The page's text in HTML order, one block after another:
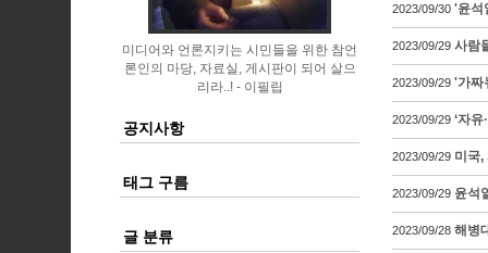
2023/09/30 '윤석
2023/09/29 사람
2023/09/29 '가짜
2023/09/29 ‘자
2023/09/29 미국,
2023/09/29 윤석
2023/09/28 해병
미디어와 언론지키는 시민들을 위한 참언
론인의 마당, 자료실, 게시판이 되어 살으
리라..!
이필립
공지사항
태그 구름
글 분류